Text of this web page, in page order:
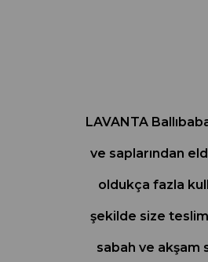
LAVANTA
ve saplarından
oldukça fazla
şekilde size teslim
sabah ve akşam